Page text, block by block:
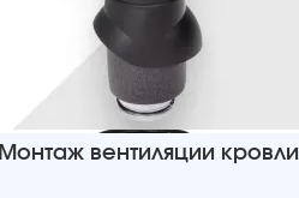
Монтаж вентиляции кровли